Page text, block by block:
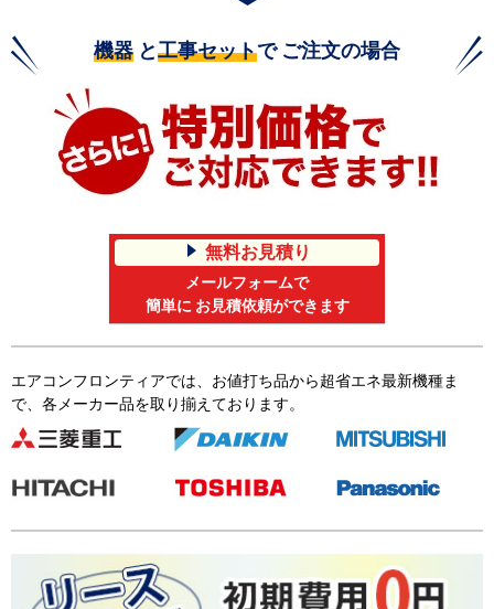
機器 と工事セットで ご注文の場合
無料お見積り
メールフォームで
簡単に お見積依頼ができます
エアコンフロンティアでは、お値打ち品から超省エネ最新機種ま
で、各メーカー品を取り揃えております。